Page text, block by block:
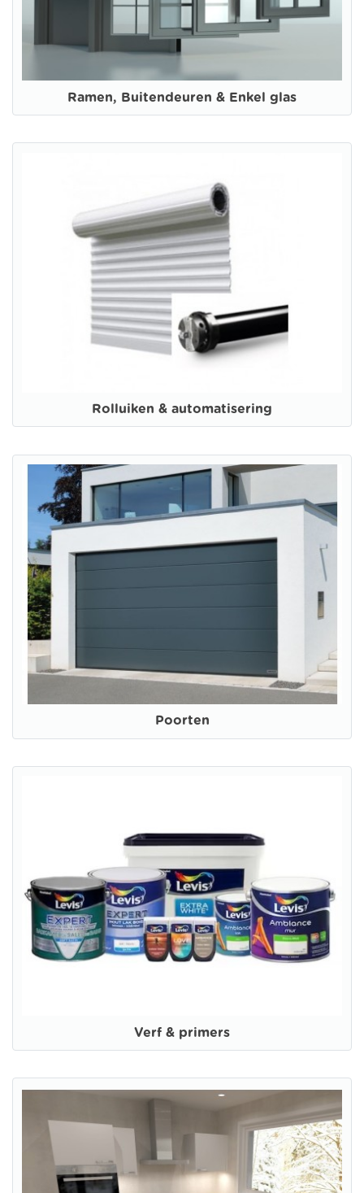
Ramen, Buitendeuren & Enkel glas
Rolluiken & automatisering
Poorten
Verf & primers